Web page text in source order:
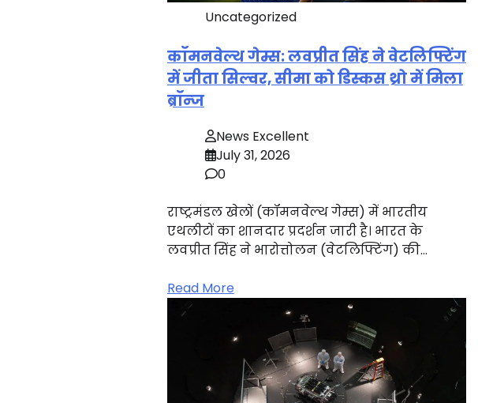
Uncategorized
कॉमनवेल्थ गेम्स: लवप्रीत सिंह ने वेटलिफ्टिंग
में जीता सिल्वर, सीमा को डिस्कस थ्रो में मिला
ब्रॉन्ज
News Excellent
July 31, 2026
0
राष्ट्रमंडल खेलों (कॉमनवेल्थ गेम्स) में भारतीय
एथलीटों का शानदार प्रदर्शन जारी है। भारत के
लवप्रीत सिंह ने भारोत्तोलन (वेटलिफ्टिंग) की…
Read More